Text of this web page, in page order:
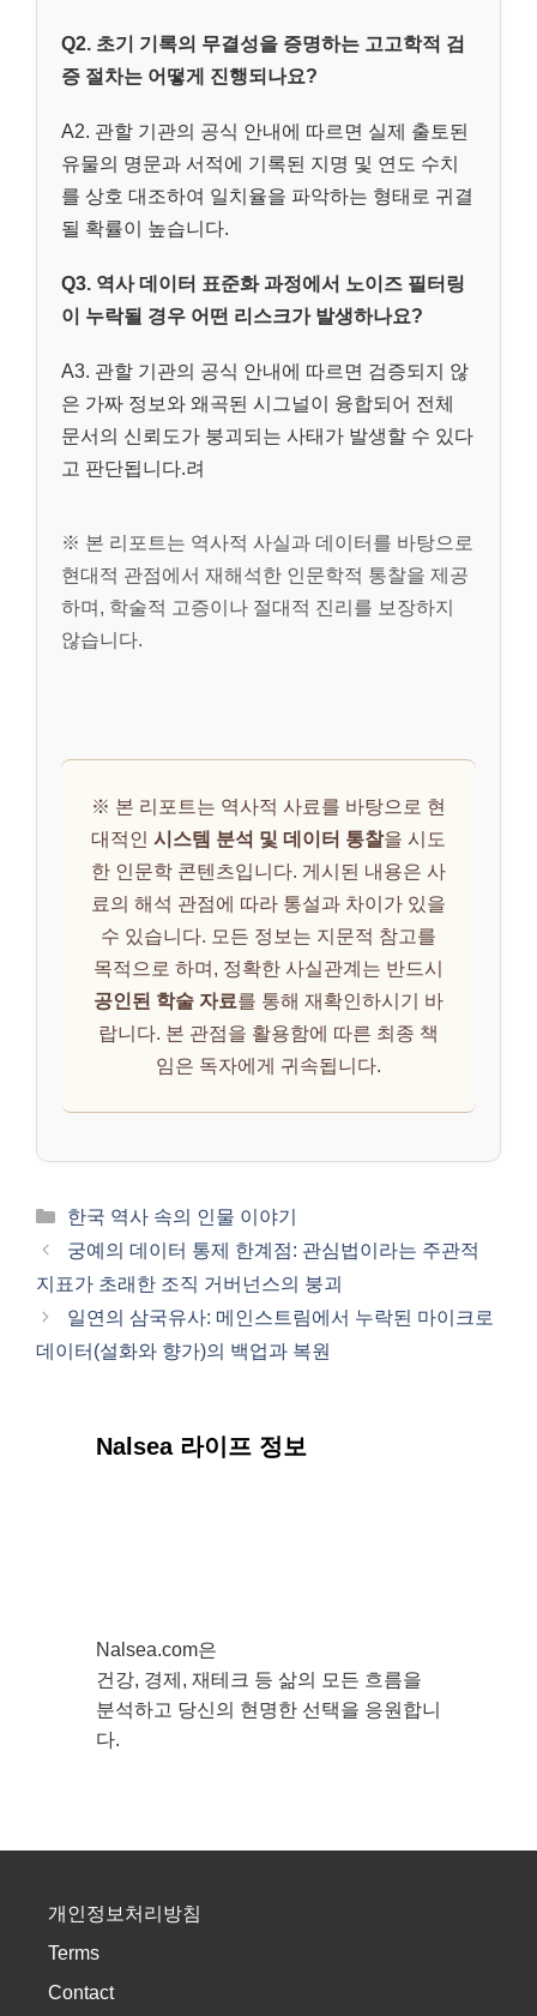
Q2. 초기 기록의 무결성을 증명하는 고고학적 검
증 절차는 어떻게 진행되나요?
A2. 관할 기관의 공식 안내에 따르면 실제 출토된
유물의 명문과 서적에 기록된 지명 및 연도 수치
를 상호 대조하여 일치율을 파악하는 형태로 귀결
될 확률이 높습니다.
Q3. 역사 데이터 표준화 과정에서 노이즈 필터링
이 누락될 경우 어떤 리스크가 발생하나요?
A3. 관할 기관의 공식 안내에 따르면 검증되지 않
은 가짜 정보와 왜곡된 시그널이 융합되어 전체
문서의 신뢰도가 붕괴되는 사태가 발생할 수 있다
고 판단됩니다.려
※ 본 리포트는 역사적 사실과 데이터를 바탕으로
현대적 관점에서 재해석한 인문학적 통찰을 제공
하며, 학술적 고증이나 절대적 진리를 보장하지
않습니다.
※ 본 리포트는 역사적 사료를 바탕으로 현
대적인 시스템 분석 및 데이터 통찰을 시도
한 인문학 콘텐츠입니다. 게시된 내용은 사
료의 해석 관점에 따라 통설과 차이가 있을
수 있습니다. 모든 정보는 지문적 참고를
목적으로 하며, 정확한 사실관계는 반드시
공인된 학술 자료를 통해 재확인하시기 바
랍니다. 본 관점을 활용함에 따른 최종 책
임은 독자에게 귀속됩니다.
카
테
한국 역사 속의 인물 이야기
궁예의 데이터 통제 한계점: 관심법이라는 주관적
지표가 초래한 조직 거버넌스의 붕괴
일연의 삼국유사: 메인스트림에서 누락된 마이크로
데이터(설화와 향가)의 백업과 복원
Nalsea 라이프 정보
Nalsea.com은
건강, 경제, 재테크 등 삶의 모든 흐름을
분석하고 당신의 현명한 선택을 응원합니
다.
개인정보처리방침
Terms
Contact